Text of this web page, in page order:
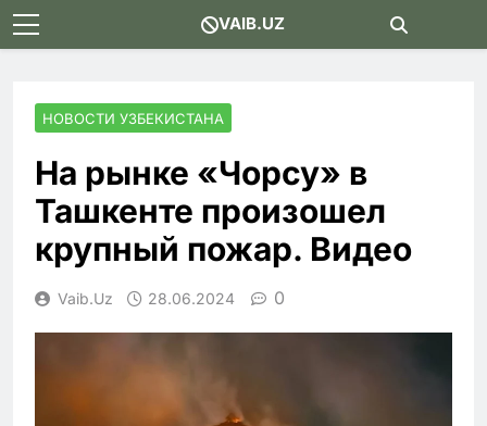
Skip
to
VAIB.UZ
НОВОСТИ УЗБЕКИСТАНА
На рынке «Чорсу» в
Ташкенте произошел
крупный пожар. Видео
Vaib.uz 28.06.2024 0